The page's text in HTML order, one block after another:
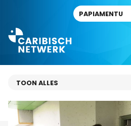
PAPIAMENTU